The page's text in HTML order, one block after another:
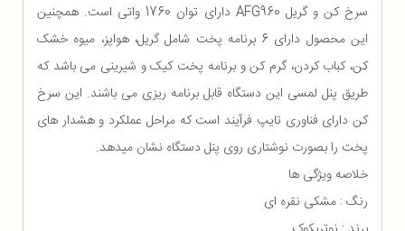
سرخ کن و گریل AFG960 دارای توان 1760 واتی است. همچنین
این محصول دارای 6 برنامه پخت شامل گریل، هواپز، میوه خشک
کن، کباب کردن، گرم کن و برنامه پخت کیک و شیرینی می باشد که
طریق پنل لمسی این دستگاه قابل برنامه ریزی می باشند. این سرخ
کن دارای فناوری تایپ فرآیند است که مراحل عملکرد و هشدار های
پخت را بصورت نوشتاری روی پنل دستگاه نشان میدهد.
خلاصه ویژگی ها
رنگ : مشکی نقره ای